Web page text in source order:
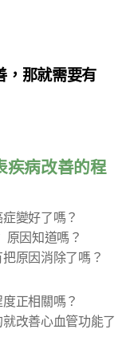
，那就需要有
疾病改善的程
變好了嗎？
原因知道嗎？
原因消除了嗎？
正相關嗎？
改善心血管功能了